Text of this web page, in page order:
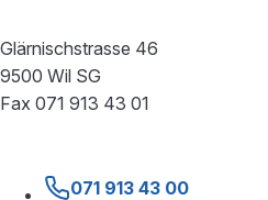
Glärnischstrasse 46
9500 Wil SG
Fax 071 913 43 01
071 913 43 00